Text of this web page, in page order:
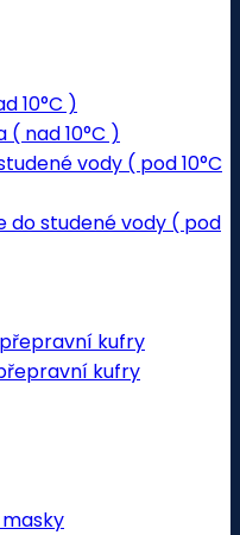
10°C )
nad 10°C )
vody ( pod 10°C
do studené vody ( pod
kufry
kufry